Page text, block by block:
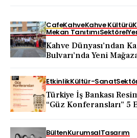
CafeKahveKahve Kültürü
Mekan TanıtımıSektörel
Kahve Dünyası’ndan
Bulvarı’nda Yeni
EtkinlikKültür-Sanat
Türkiye İş Bankası
“Güz Konferansları” 5
BültenKurumsalTasarım